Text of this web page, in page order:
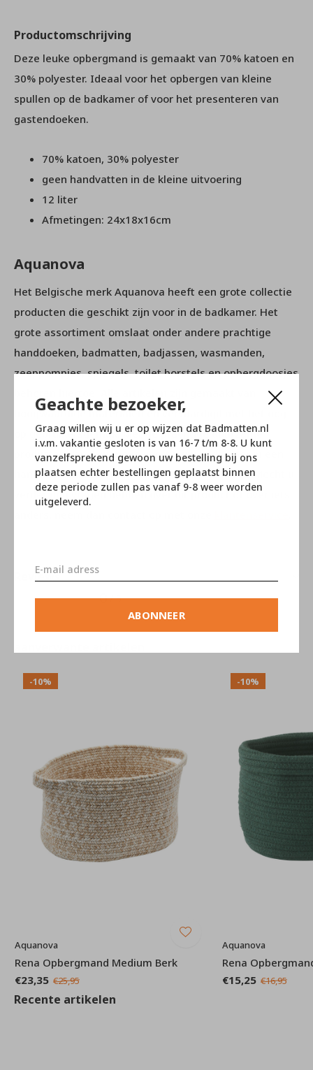
Geachte bezoeker,
Graag willen wij u er op wijzen dat Badmatten.nl
i.v.m. vakantie gesloten is van 16-7 t/m 8-8. U kunt
vanzelfsprekend gewoon uw bestelling bij ons
plaatsen echter bestellingen geplaatst binnen
deze periode zullen pas vanaf 9-8 weer worden
uitgeleverd.
ABONNEER
Productomschrijving
Deze leuke opbergmand is gemaakt van 70% katoen en
30% polyester. Ideaal voor het opbergen van kleine
spullen op de badkamer of voor het presenteren van
gastendoeken.
70% katoen, 30% polyester
geen handvatten in de kleine uitvoering
12 liter
Afmetingen: 24x18x16cm
Aquanova
Het Belgische merk Aquanova heeft een grote collectie
producten die geschikt zijn voor in de badkamer. Het
grote assortiment omslaat onder andere prachtige
handdoeken, badmatten, badjassen, wasmanden,
zeeppompjes, spiegels, toilet borstels en opbergdoosjes
hoogwaardige materialen en vervaardigd met het oog
op gebruikersgemak. Met de prachtige duurzame
producten van Aquanova geeft u uw badkamer in een
handomdraai een rustgevende en mooie sfeer! Mocht u
verder nog vragen hebben over dit product of over iets
Reviews
0/ 5
-10%
Aquanova
Rena Opbergmand Medium Berk
€23,35 €25,95
-10%
Aquanova
Rena
€15,25 €16,95
Recente artikelen